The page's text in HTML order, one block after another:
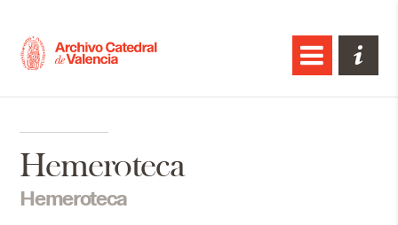
Hemeroteca
Hemeroteca